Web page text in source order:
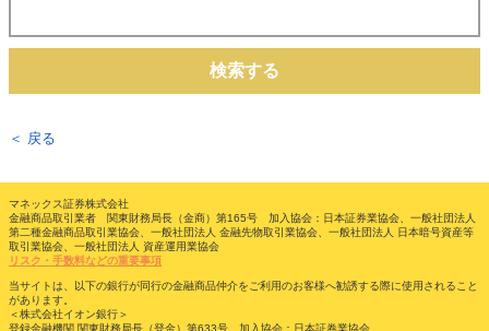
検索する
＜ 戻る
マネックス証券株式会社
金融商品取引業者 関東財務局長（金商）第165号 加入協会：日本証券業協会、一般社団法人
第二種金融商品取引業協会、一般社団法人 金融先物取引業協会、一般社団法人 日本暗号資産等
取引業協会、一般社団法人 資産運用業協会
リスク・手数料などの重要事項
当サイトは、以下の銀行が同行の金融商品仲介をご利用のお客様へ勧誘する際に使用されること
があります。
＜株式会社イオン銀行＞
登録金融機関 関東財務局長（登金）第633号 加入協会：日本証券業協会